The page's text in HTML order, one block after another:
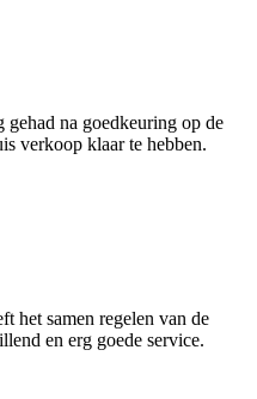
gehad na goedkeuring op de
verkoop klaar te hebben.
het samen regelen van de
en erg goede service.